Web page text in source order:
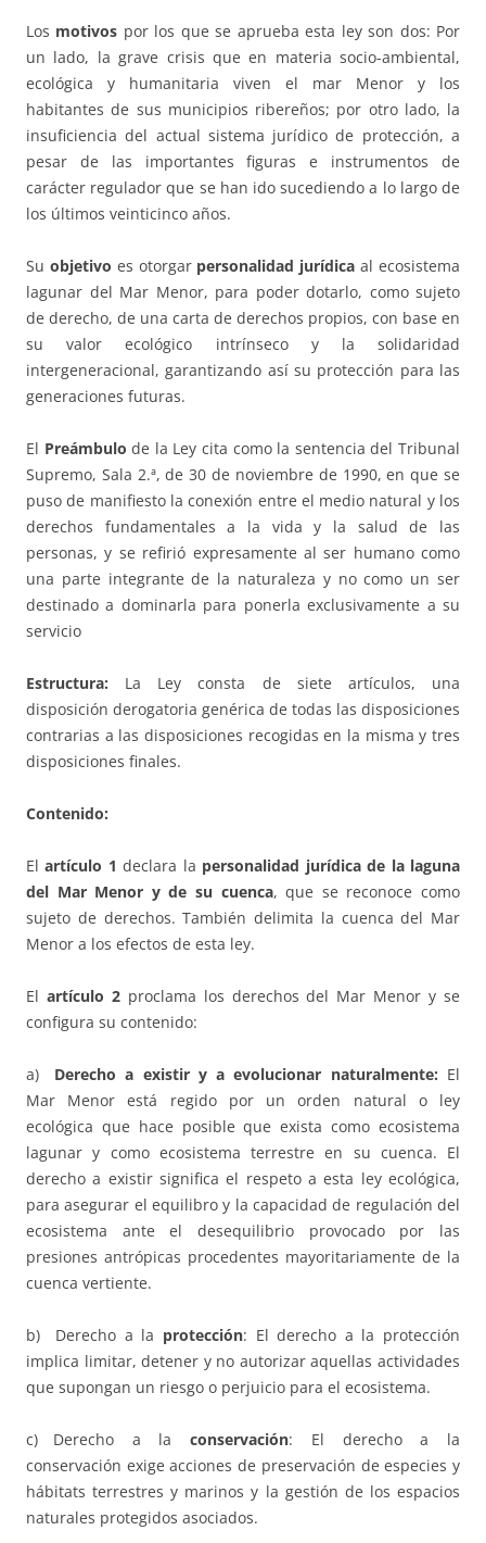
Los motivos por los que se aprueba esta ley son dos: Por
un lado, la grave crisis que en materia socio-ambiental,
ecológica y humanitaria viven el mar Menor y los
habitantes de sus municipios ribereños; por otro lado, la
insuficiencia del actual sistema jurídico de protección, a
pesar de las importantes figuras e instrumentos de
carácter regulador que se han ido sucediendo a lo largo de
los últimos veinticinco años.
Su objetivo es otorgar personalidad jurídica al ecosistema
lagunar del Mar Menor, para poder dotarlo, como sujeto
de derecho, de una carta de derechos propios, con base en
su valor ecológico intrínseco y la solidaridad
intergeneracional, garantizando así su protección para las
generaciones futuras.
El Preámbulo de la Ley cita como la sentencia del Tribunal
Supremo, Sala 2.ª, de 30 de noviembre de 1990, en que se
puso de manifiesto la conexión entre el medio natural y los
derechos fundamentales a la vida y la salud de las
personas, y se refirió expresamente al ser humano como
una parte integrante de la naturaleza y no como un ser
destinado a dominarla para ponerla exclusivamente a su
servicio
Estructura: La Ley consta de siete artículos, una
disposición derogatoria genérica de todas las disposiciones
contrarias a las disposiciones recogidas en la misma y tres
disposiciones finales.
Contenido:
Elartículo 1 declara la personalidad jurídica de la laguna
del Mar Menor y de su cuenca, que se reconoce como
sujeto de derechos. También delimita la cuenca del Mar
Menor a los efectos de esta ley.
El artículo 2proclama los derechos del Mar Menor y se
configura su contenido:
a) Derecho a existir y a evolucionar naturalmente: El
Mar Menor está regido por un orden natural o ley
ecológica que hace posible que exista como ecosistema
lagunar y como ecosistema terrestre en su cuenca. El
derecho a existir significa el respeto a esta ley ecológica,
para asegurar el equilibro y la capacidad de regulación del
ecosistema ante el desequilibrio provocado por las
presiones antrópicas procedentes mayoritariamente de la
cuenca vertiente.
b) Derecho a la protección: El derecho a la protección
implica limitar, detener y no autorizar aquellas actividades
que supongan un riesgo o perjuicio para el ecosistema.
c) Derecho a laconservación: El derecho a la
conservación exige acciones de preservación de especies y
hábitats terrestres y marinos y la gestión de los espacios
naturales protegidos asociados.